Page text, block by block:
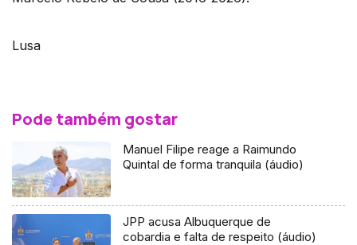
Lusa
Pode também gostar
Manuel Filipe reage a Raimundo
Quintal de forma tranquila (áudio)
JPP acusa Albuquerque de
cobardia e falta de respeito (áudio)